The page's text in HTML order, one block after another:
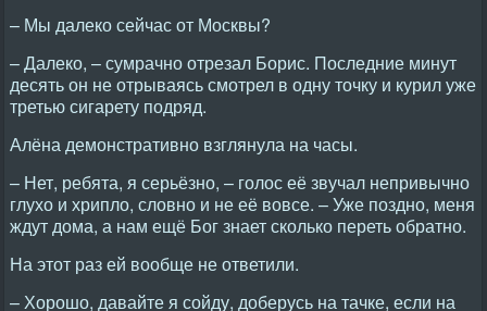
– Мы далеко сейчас от Москвы?
– Далеко, – сумрачно отрезал Борис. Последние минут
десять он не отрываясь смотрел в одну точку и курил уже
третью сигарету подряд.
Алёна демонстративно взглянула на часы.
– Нет, ребята, я серьёзно, – голос её звучал непривычно
глухо и хрипло, словно и не её вовсе. – Уже поздно, меня
ждут дома, а нам ещё Бог знает сколько переть обратно.
На этот раз ей вообще не ответили.
– Хорошо, давайте я сойду, доберусь на тачке, если на